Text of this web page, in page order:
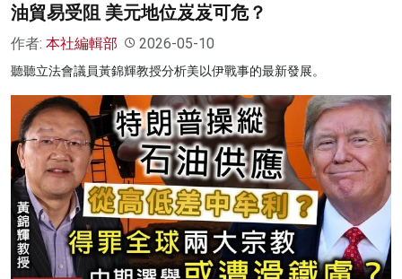
油貿易受阻 美元地位岌岌可危？
作者: 本社編輯部 2026-05-10
聽聽立法會議員黃錦輝教授分析美以伊戰事的最新發展。